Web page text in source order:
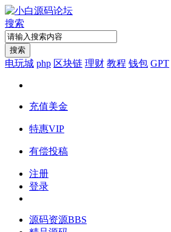
搜索
搜索
电玩城 php 区块链 理财 教程 钱包 GPT
充值美金
特惠VIP
有偿投稿
注册
登录
源码资源BBS